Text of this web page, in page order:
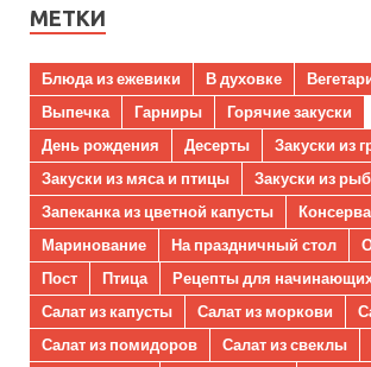
МЕТКИ
Блюда из ежевики В духовке
Выпечка
Гарниры
Горячие закуски
День рождения
Десерты
Закуски из
Закуски из мяса и птицы
Закуски из
Запеканка из цветной капусты
Маринование
На праздничный стол
Пост
Птица
Рецепты для
Салат из капусты
Салат из моркови
Салат из помидоров
Салат из свеклы